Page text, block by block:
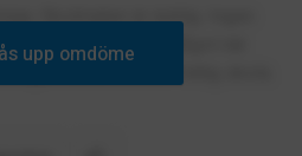
Skolmaten är äcklig. Ingen
inställd. Gör aldrig något när
Ingen skolmaterial. Fattig skola.
upp omdöme